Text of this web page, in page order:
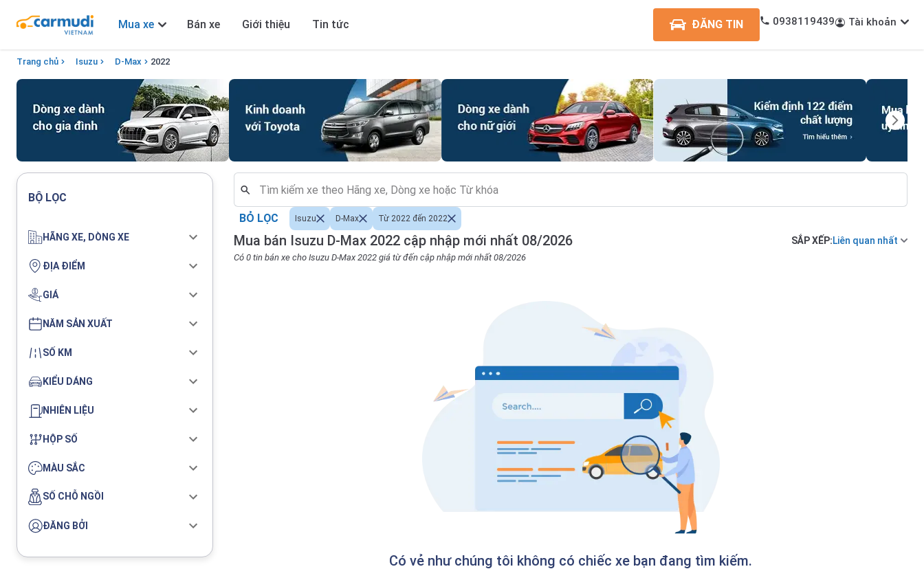
Mua xe Bán xe Giới thiệu Tin tức ĐĂNG TIN 0938119439 Tài khoản
Trang chủ Isuzu D-Max 2022
BỘ LỌC
HÃNG XE, DÒNG XE
ĐỊA ĐIỂM
GIÁ
NĂM SẢN XUẤT
SỐ KM
KIỂU DÁNG
NHIÊN LIỆU
HỘP SỐ
MÀU SẮC
SỐ CHỖ NGỒI
ĐĂNG BỞI
Mua bán Isuzu D-Max 2022 cập nhập mới nhất 08/2026 SẮP XẾP:Liên quan nhất
Có 0 tin bán xe cho Isuzu D-Max 2022 giá từ đến cập nhập mới nhất 08/2026
BỎ LỌC Isuzu D-Max Từ 2022 đến 2022
Có vẻ như chúng tôi không có chiếc xe bạn đang tìm kiếm.